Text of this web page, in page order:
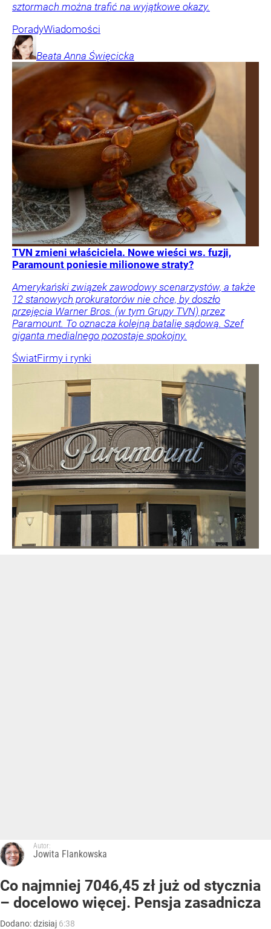
sztormach można trafić na wyjątkowe okazy.
PoradyWiadomości
Beata Anna Święcicka
TVN zmieni właściciela. Nowe wieści ws. fuzji,
Paramount poniesie milionowe straty?
Amerykański związek zawodowy scenarzystów, a także
12 stanowych prokuratorów nie chce, by doszło
przejęcia Warner Bros. (w tym Grupy TVN) przez
Paramount. To oznacza kolejną batalię sądową. Szef
giganta medialnego pozostaje spokojny.
ŚwiatFirmy i rynki
Autor:
Jowita Flankowska
Co najmniej 7046,45 zł już od stycznia
– docelowo więcej. Pensja zasadnicza
Dodano:dzisiaj 6:38